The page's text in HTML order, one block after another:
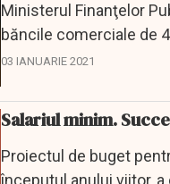
Ministerul Finanţelor
băncile comerciale de
certificate de...
03 IANUARIE 2021
Salariul minim.
Proiectul de buget
începutul anului viitor,